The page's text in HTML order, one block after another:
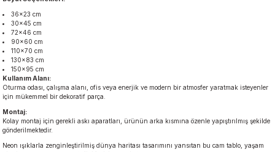
36×23 cm
30×45 cm
72×46 cm
90×60 cm
110×70 cm
130×83 cm
150×95 cm
Kullanım Alanı:
Oturma odası, çalışma alanı, ofis veya enerjik ve modern bir atmosfer yaratmak isteyenler
için mükemmel bir dekoratif parça.
Montaj:
Kolay montaj için gerekli askı aparatları, ürünün arka kısmına özenle yapıştırılmış şekilde
gönderilmektedir.
Neon ışıklarla zenginleştirilmiş dünya haritası tasarımını yansıtan bu cam tablo, yaşam